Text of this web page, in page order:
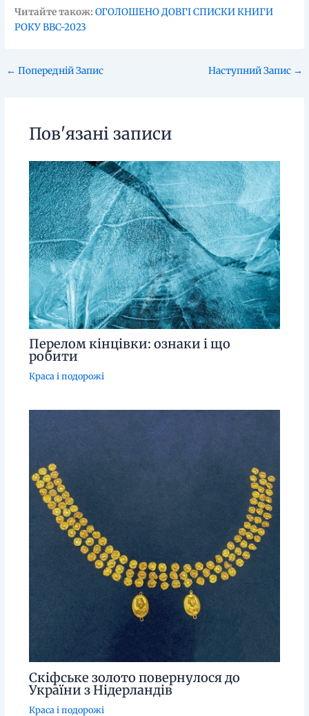
Читайте також:ОГОЛОШЕНО ДОВГІ СПИСКИ КНИГИ
РОКУ BBC-2023
← Попередній Запис Наступний Запис →
Пов'язані записи
Перелом кінцівки: ознаки і що
робити
Краса і подорожі
Скіфське золото повернулося до
України з Нідерландів
Краса і подорожі